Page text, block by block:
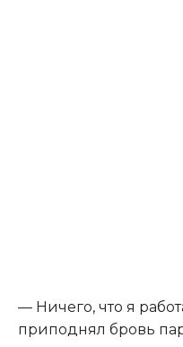
— Ничего, что я
приподнял бровь